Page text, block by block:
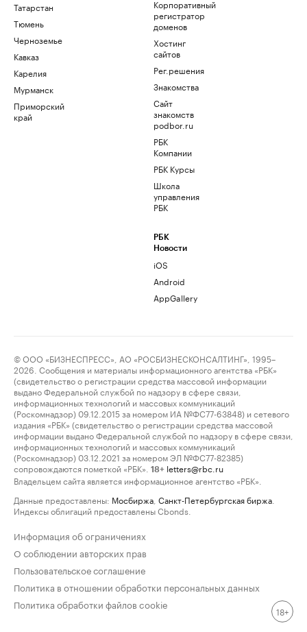
Татарстан
Тюмень
Черноземье
Кавказ
Карелия
Мурманск
Приморский
край
Корпоративный
регистратор
доменов
Хостинг
сайтов
Рег.решения
Знакомства
Сайт
знакомств
podbor.ru
РБК
Компании
РБК Курсы
Школа
управления
РБК
РБК
Новости
iOS
Android
AppGallery
© ООО «БИЗНЕСПРЕСС», АО «РОСБИЗНЕСКОНСАЛТИНГ», 1995–
2026. Сообщения и материалы информационного агентства «РБК»
(свидетельство о регистрации средства массовой информации
выдано Федеральной службой по надзору в сфере связи,
информационных технологий и массовых коммуникаций
(Роскомнадзор) 09.12.2015 за номером ИА №ФС77-63848) и сетевого
издания «РБК» (свидетельство о регистрации средства массовой
информации выдано Федеральной службой по надзору в сфере связи,
информационных технологий и массовых коммуникаций
(Роскомнадзор) 03.12.2021 за номером ЭЛ №ФС77-82385)
сопровождаются пометкой «РБК».
18+ letters@rbc.ru
Владельцем сайта является информационное агентство «РБК».
Данные предоставлены: Мосбиржа Санкт-Петербургская биржа
Индексы облигаций предоставлены Cbonds.
Информация об ограничениях
О соблюдении авторских прав
Пользовательское соглашение
Политика в отношении обработки персональных данных
Политика обработки файлов cookie
18+